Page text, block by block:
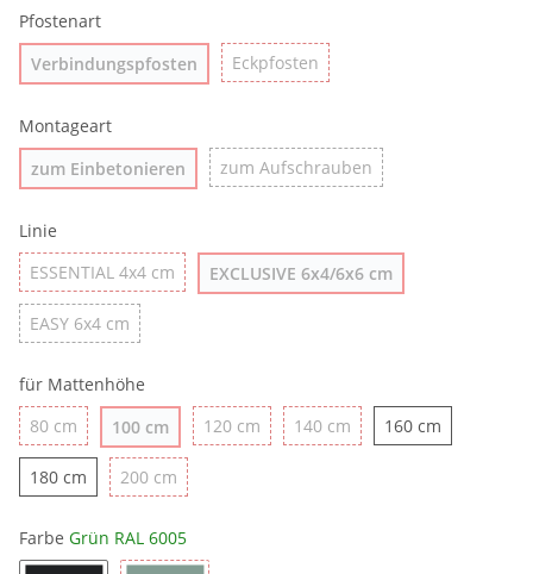
Pfostenart
Verbindungspfosten
Eckpfosten
Montageart
zum Einbetonieren
zum Aufschrauben
Linie
ESSENTIAL 4x4 cm
EXCLUSIVE 6x4/6x6 cm
EASY 6x4 cm
für Mattenhöhe
80 cm
100 cm 120 cm 140 cm 160 cm
180 cm 200 cm
Farbe Grün RAL 6005